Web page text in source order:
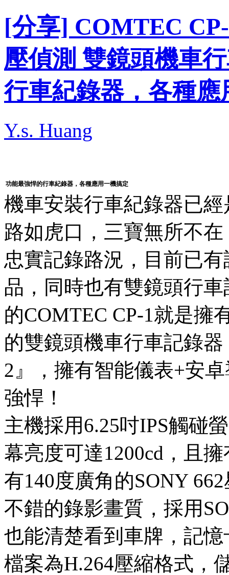
[分享] COMTEC
壓偵測 雙鏡頭機車
行車紀錄器，各種應
Y.s. Huang
功能最強悍的行車紀錄器，各種應用一機搞定
機車安裝行車紀錄器已
路如虎口，三寶無所不
忠實記錄路況，目前已
品，同時也有雙鏡頭行
的COMTEC CP-1就是擁
的雙鏡頭機車行車記錄
2』，擁有智能儀表+安
強悍！
主機採用6.25吋IPS觸碰
幕亮度可達1200cd，且
有140度廣角的SONY
不錯的錄影畫質，採用
也能清楚看到車牌，記
檔案為H.264壓縮格式，